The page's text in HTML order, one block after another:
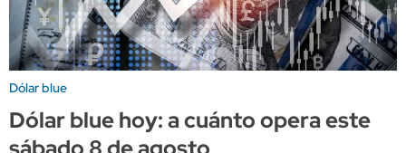
Dólar blue
Dólar blue hoy: a cuánto opera este